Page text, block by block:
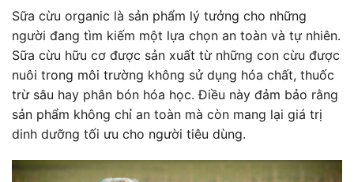
Sữa cừu organic là sản phẩm lý tưởng cho những
người đang tìm kiếm một lựa chọn an toàn và tự nhiên.
Sữa cừu hữu cơ được sản xuất từ những con cừu được
nuôi trong môi trường không sử dụng hóa chất, thuốc
trừ sâu hay phân bón hóa học. Điều này đảm bảo rằng
sản phẩm không chỉ an toàn mà còn mang lại giá trị
dinh dưỡng tối ưu cho người tiêu dùng.